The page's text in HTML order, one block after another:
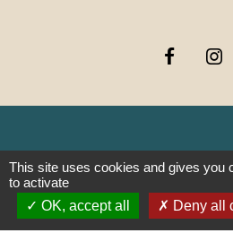
Liens
PREFECTURE DE SAÔNE ET
This site uses cookies and gives you
to activate
OK, accept all
Deny all